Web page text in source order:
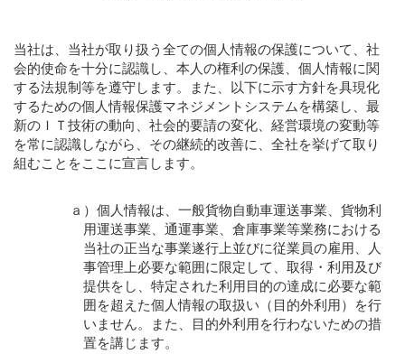
当社は、当社が取り扱う全ての個人情報の保護について、社
会的使命を十分に認識し、本人の権利の保護、個人情報に関
する法規制等を遵守します。また、以下に示す方針を具現化
するための個人情報保護マネジメントシステムを構築し、最
新のＩＴ技術の動向、社会的要請の変化、経営環境の変動等
を常に認識しながら、その継続的改善に、全社を挙げて取り
組むことをここに宣言します。
ａ）個人情報は、一般貨物自動車運送事業、貨物利
用運送事業、通運事業、倉庫事業等業務における
当社の正当な事業遂行上並びに従業員の雇用、人
事管理上必要な範囲に限定して、取得・利用及び
提供をし、特定された利用目的の達成に必要な範
囲を超えた個人情報の取扱い（目的外利用）を行
いません。また、目的外利用を行わないための措
置を講じます。